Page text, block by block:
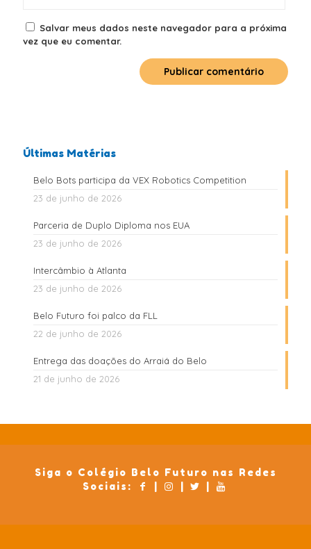
Salvar meus dados neste navegador para a próxima
vez que eu comentar.
Últimas Matérias
Belo Bots participa da VEX Robotics Competition
23 de junho de 2026
Parceria de Duplo Diploma nos EUA
23 de junho de 2026
Intercâmbio à Atlanta
23 de junho de 2026
Belo Futuro foi palco da FLL
22 de junho de 2026
Entrega das doações do Arraiá do Belo
21 de junho de 2026
Siga o Colégio Belo Futuro nas Redes
Sociais:
| | |